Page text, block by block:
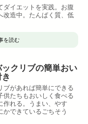
ダイエットを実践。お腹
改造中。たんぱく質、低
を読む
クリブの簡単おい
ブがあれば簡単にできる
供たちもおいしく食べる
作れる。うまい、やす
かできているごちそう